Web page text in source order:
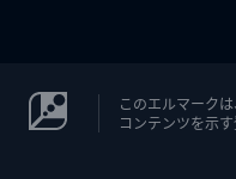
このエルマーク
コンテンツを示